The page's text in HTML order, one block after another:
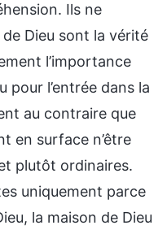
Ils ne
Dieu sont la vérité
l’importance
pour l’entrée dans la
au contraire que
en surface n’être
plutôt ordinaires.
uniquement parce
la maison de Dieu